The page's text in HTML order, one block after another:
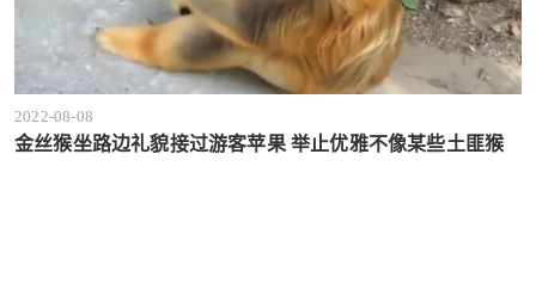
2022-08-08
金丝猴坐路边礼貌接过游客苹果 举止优雅不像某些土匪猴